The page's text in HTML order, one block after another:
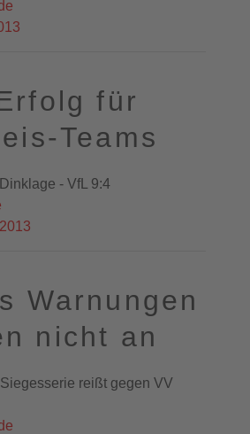
für
Teams
- VfL 9:4
Warnungen
nicht an
reißt gegen VV